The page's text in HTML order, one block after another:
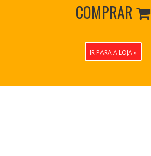
COMPRAR 
IR PARA A LOJA »